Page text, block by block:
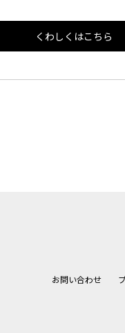
くわしくはこちら
お問い合わせ